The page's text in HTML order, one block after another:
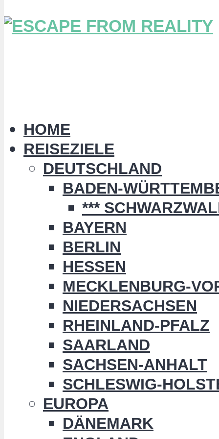
HOME
REISEZIELE
DEUTSCHLAND
BADEN-
***
BAYERN
BERLIN
HESSEN
MECKLENBURG-
NIEDERSACHSEN
RHEINLAND-PFALZ
SAARLAND
SACHSEN-ANHALT
SCHLESWIG-
EUROPA
DÄNEMARK